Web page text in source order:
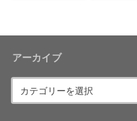
アーカイブ